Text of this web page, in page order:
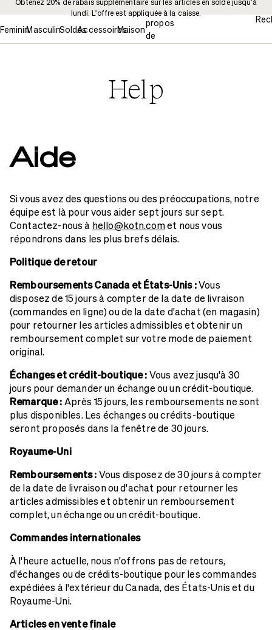
Obtenez 20% de rabais supplémentaire sur les articles en solde jusqu'à
lundi. L'offre est appliquée à la caisse.
FemininMasculinSoldesAccessoiresMaison
À
propos
de
Help
Aide
Si vous avez des questions ou des préoccupations, notre
équipe est là pour vous aider sept jours sur sept.
Contactez-nous à hello@kotn.comet nous vous
répondrons dans les plus brefs délais.
Politique de retour
Remboursements Canada et États-Unis :Vous
disposez de 15 jours à compter de la date de livraison
(commandes en ligne) ou de la date d'achat (en magasin)
pour retourner les articles admissibles et obtenir un
remboursement complet sur votre mode de paiement
original.
Échanges et crédit-boutique : Vous avez jusqu'à 30
jours pour demander un échange ou un crédit-boutique.
Remarque : Après 15 jours, les remboursements ne sont
plus disponibles. Les échanges ou crédits-boutique
seront proposés dans la fenêtre de 30 jours.
Royaume-Uni
Remboursements : Vous disposez de 30 jours à compter
de la date de livraison ou d'achat pour retourner les
articles admissibles et obtenir un remboursement
complet, un échange ou un crédit-boutique.
Commandes internationales
À l'heure actuelle, nous n'offrons pas de retours,
d'échanges ou de crédits-boutique pour les commandes
expédiées à l'extérieur du Canada, des États-Unis et du
Royaume-Uni.
Articles en vente finale